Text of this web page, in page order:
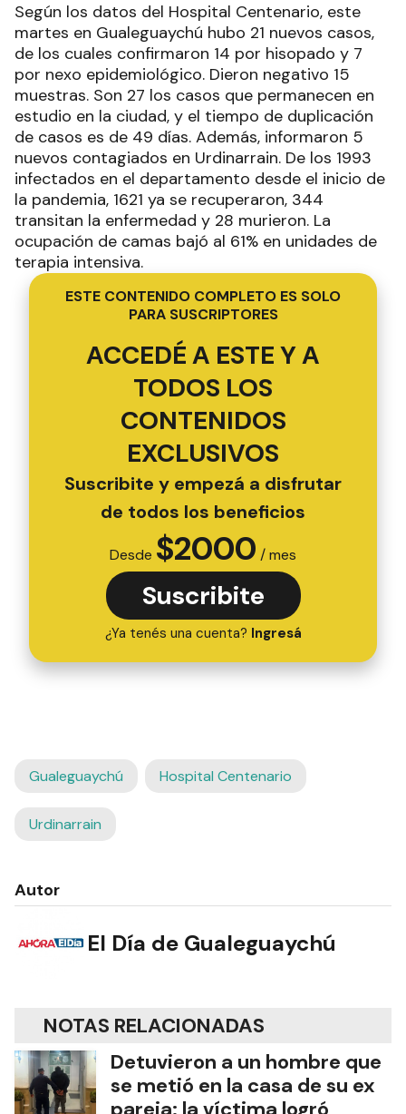
Según los datos del Hospital Centenario, este
martes en Gualeguaychú hubo 21 nuevos casos,
de los cuales confirmaron 14 por hisopado y 7
por nexo epidemiológico. Dieron negativo 15
muestras. Son 27 los casos que permanecen en
estudio en la ciudad, y el tiempo de duplicación
de casos es de 49 días. Además, informaron 5
nuevos contagiados en Urdinarrain. De los 1993
infectados en el departamento desde el inicio de
la pandemia, 1621 ya se recuperaron, 344
transitan la enfermedad y 28 murieron. La
ocupación de camas bajó al 61% en unidades de
terapia intensiva.
ESTE CONTENIDO COMPLETO ES SOLO
PARA SUSCRIPTORES
ACCEDÉ A ESTE Y A
TODOS LOS
CONTENIDOS
EXCLUSIVOS
Suscribite y empezá a disfrutar
de todos los beneficios
Desde $2000 / mes
Suscribite
¿Ya tenés una cuenta? Ingresá
Gualeguaychú Hospital Centenario
Urdinarrain
Autor
El Día de Gualeguaychú
NOTAS RELACIONADAS
Detuvieron a un hombre que
se metió en la casa de su ex